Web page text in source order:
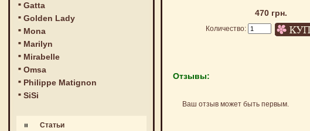
Gatta
Golden Lady
Mona
Marilyn
Mirabelle
Omsa
Philippe Matignon
SiSi
Статьи
470 грн.
Количество:
Отзывы:
Ваш отзыв может быть первым.